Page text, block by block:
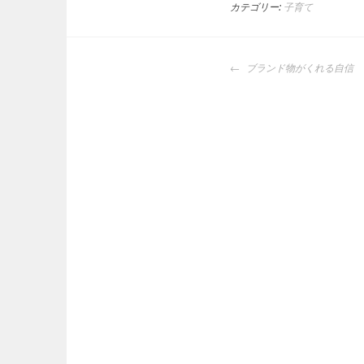
カテゴリー: 子育て
投ブランド物がくれる自信